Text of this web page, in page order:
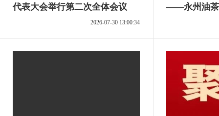
代表大会举行第二次全体会议
2026-07-30 13:00:34
——永州油茶